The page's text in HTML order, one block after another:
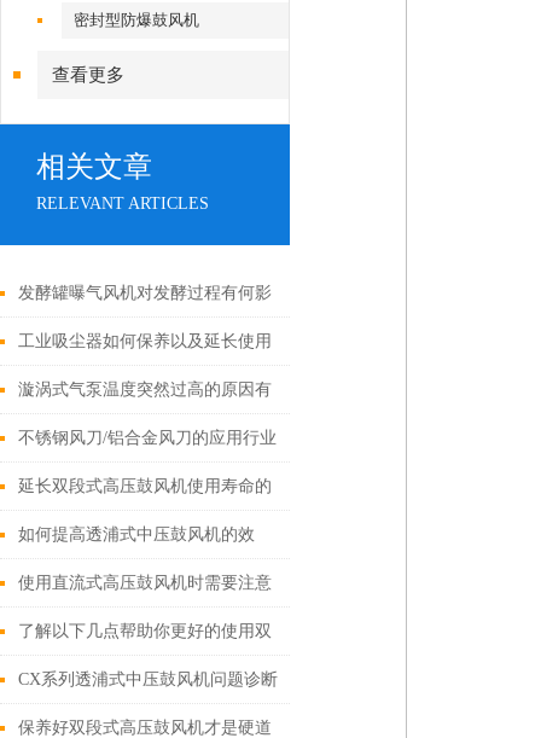
密封型防爆鼓风机
查看更多
相关文章
RELEVANT ARTICLES
发酵罐曝气风机对发酵过程有何影
响？
工业吸尘器如何保养以及延长使用
寿命！
漩涡式气泵温度突然过高的原因有
哪些？
不锈钢风刀/铝合金风刀的应用行业
延长双段式高压鼓风机使用寿命的
五大保养技巧
如何提高透浦式中压鼓风机的效
率？
使用直流式高压鼓风机时需要注意
哪些要点？
了解以下几点帮助你更好的使用双
段式高压鼓风机
CX系列透浦式中压鼓风机问题诊断
与自行解决方案
保养好双段式高压鼓风机才是硬道